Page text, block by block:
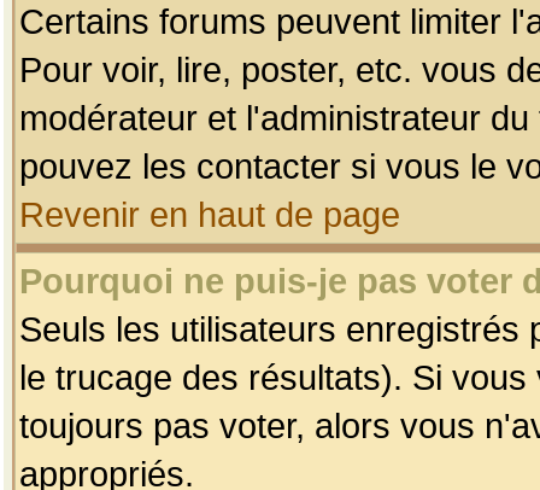
Certains forums peuvent limiter
Pour voir, lire, poster, etc. vous
modérateur et l'administrateur
pouvez les contacter si vous le
Revenir en haut de page
Pourquoi ne puis-je pas voter
Seuls les utilisateurs enregistrés
le trucage des résultats). Si
toujours pas voter, alors vous
appropriés.